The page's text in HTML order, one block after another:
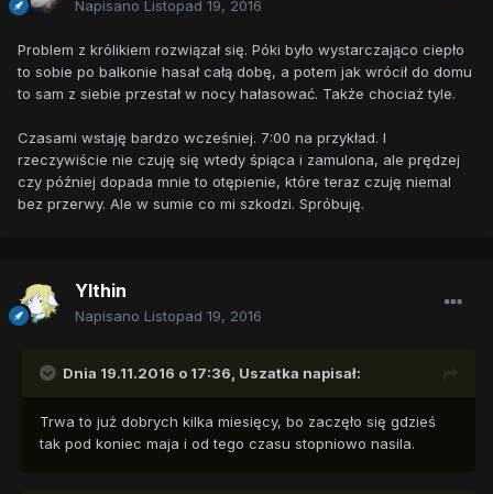
Napisano Listopad 19, 2016
Problem z królikiem rozwiązał się. Póki było wystarczająco ciepło
to sobie po balkonie hasał całą dobę, a potem jak wrócił do domu
to sam z siebie przestał w nocy hałasować. Także chociaż tyle.
Czasami wstaję bardzo wcześniej. 7:00 na przykład. I
rzeczywiście nie czuję się wtedy śpiąca i zamulona, ale prędzej
czy później dopada mnie to otępienie, które teraz czuję niemal
bez przerwy. Ale w sumie co mi szkodzi. Spróbuję.
Ylthin
Napisano Listopad 19, 2016
Dnia 19.11.2016 o 17:36, Uszatka napisał:
Trwa to już dobrych kilka miesięcy, bo zaczęło się gdzieś
tak pod koniec maja i od tego czasu stopniowo nasila.